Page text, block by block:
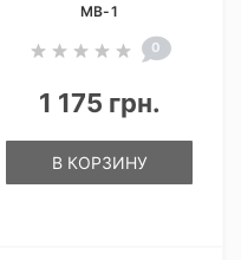
MB-1
0
1 175 грн.
В КОРЗИНУ